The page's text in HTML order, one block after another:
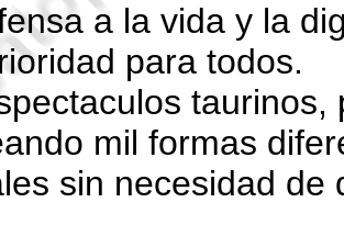
a la vida y la
para todos.
mil formas
sin necesidad de